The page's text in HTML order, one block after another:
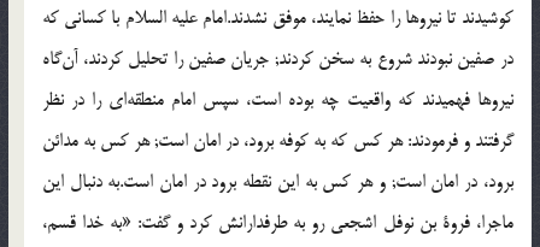
كوشیدند تا نیروها را حفظ نمایند، موفق نشدند.امام علیه السلام با كسانی كه
در صفین نبودند شروع به سخن كردند; جریان صفین را تحلیل كردند، آن‌گاه
نیروها فهمیدند كه واقعیت چه بوده است، سپس امام منطقه‌ای را در نظر
گرفتند و فرمودند: هر كس كه به كوفه برود، در امان است; هر كس به مدائن
برود، در امان است; و هر كس به این نقطه برود در امان است.به دنبال این
ماجرا، فروة بن نوفل اشجعی رو به طرفدارانش كرد و گفت: «به خدا قسم،